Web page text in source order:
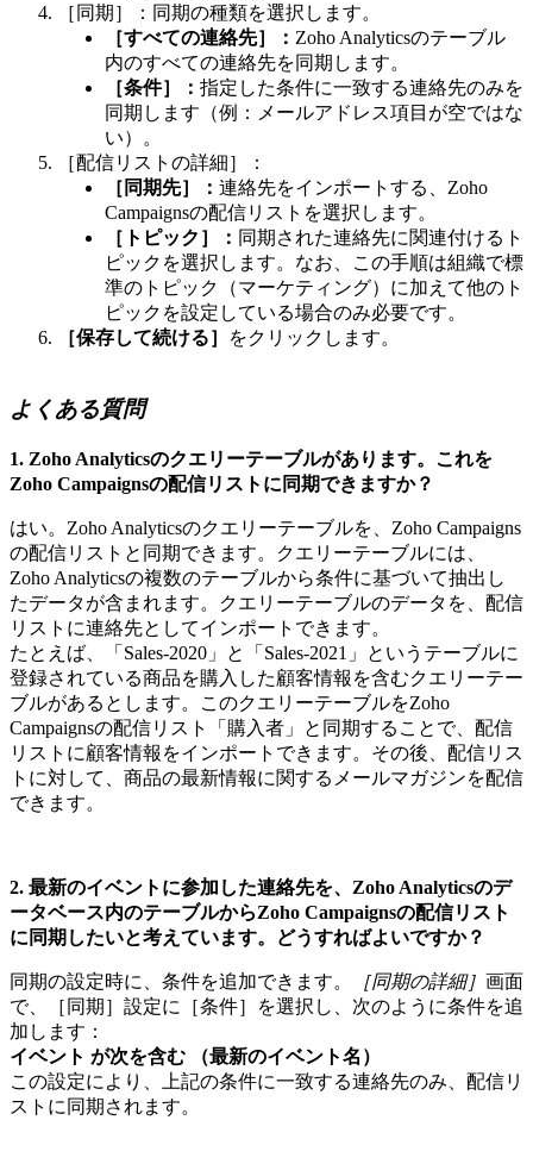
［同期］：同期の種類を選択します。
［すべての連絡先］： Zoho Analyticsのテーブル
内のすべての連絡先を同期します。
［条件］： 指定した条件に一致する連絡先のみを
同期します（例：メールアドレス項目が空ではな
い）。
［配信リストの詳細］：
［同期先］： 連絡先をインポートする、Zoho
Campaignsの配信リストを選択します。
［トピック］： 同期された連絡先に関連付けるト
ピックを選択します。 なお、この手順は組織で標
準のトピック（マーケティング）に加えて他のト
ピックを設定している場合のみ必要です。
［保存して続ける］
をクリックします。
よくある質問
1. Zoho Analyticsのクエリーテーブルがあります。これを
Zoho Campaignsの配信リストに同期できますか？
はい。Zoho Analyticsのクエリーテーブルを、Zoho Campaigns
の配信リストと同期できます。クエリーテーブルには、
Zoho Analyticsの複数のテーブルから条件に基づいて抽出し
たデータが含まれます。クエリーテーブルのデータを、配信
リストに連絡先としてインポートできます。
たとえば、「Sales-2020」と「Sales-2021」というテーブルに
登録されている商品を購入した顧客情報を含むクエリーテー
ブルがあるとします。このクエリーテーブルをZoho
Campaignsの配信リスト「購入者」と同期することで、配信
リストに顧客情報をインポートできます。その後、配信リス
トに対して、商品の最新情報に関するメールマガジンを配信
できます。
2. 最新のイベントに参加した連絡先を、Zoho Analyticsのデ
ータベース内のテーブルからZoho Campaignsの配信リスト
に同期したいと考えています。どうすればよいですか？
同期の設定時に、条件を追加できます。 ［同期の詳細］ 画面
で、［同期］設定に［条件］を選択し、次のように条件を追
加します：
イベント が次を含む （最新のイベント名）
この設定により、上記の条件に一致する連絡先のみ、配信リ
ストに同期されます。